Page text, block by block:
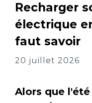
Recharger
électrique
faut savoir
20 juillet 2026
Alors que